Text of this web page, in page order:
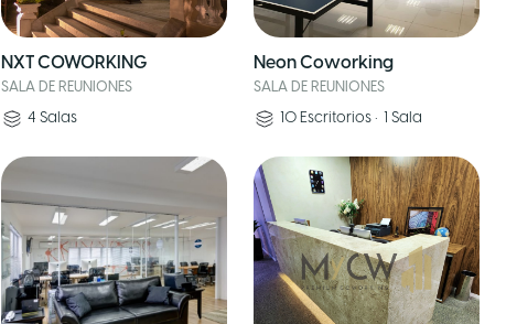
NXT COWORKING
SALA DE REUNIONES
4 Salas
Neon Coworking
SALA DE REUNIONES
10 Escritorios• 1 Sala